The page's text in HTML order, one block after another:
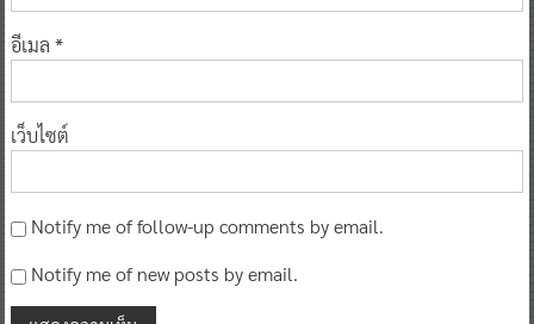
อีเมล *
เว็บไซต์
Notify me of follow-up comments by email.
Notify me of new posts by email.